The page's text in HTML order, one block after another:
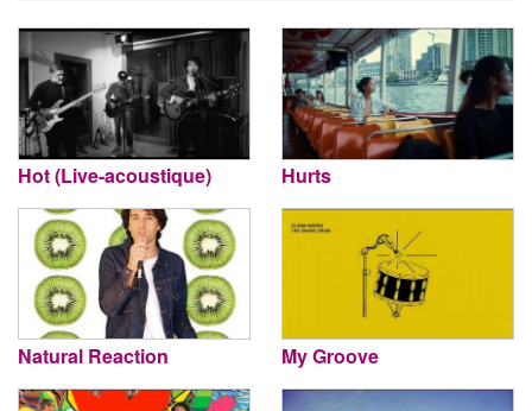
Hot (Live-acoustique) Hurts
Natural Reaction My Groove